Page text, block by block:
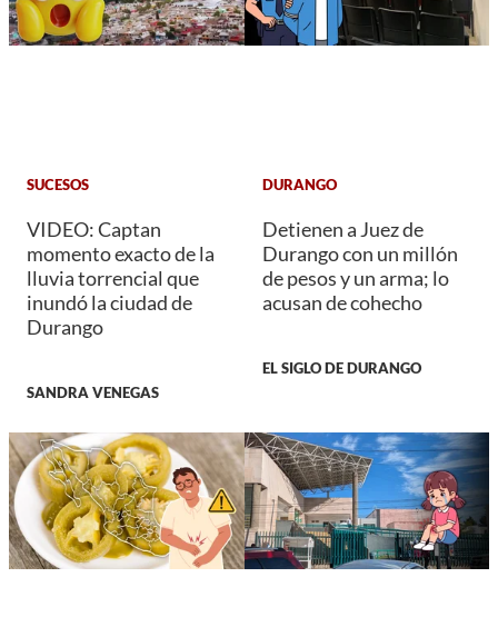
SUCESOS
VIDEO: Captan
momento exacto de la
lluvia torrencial que
inundó la ciudad de
Durango
SANDRA VENEGAS
DURANGO
Detienen a Juez de
Durango con un millón
de pesos y un arma; lo
acusan de cohecho
EL SIGLO DE DURANGO